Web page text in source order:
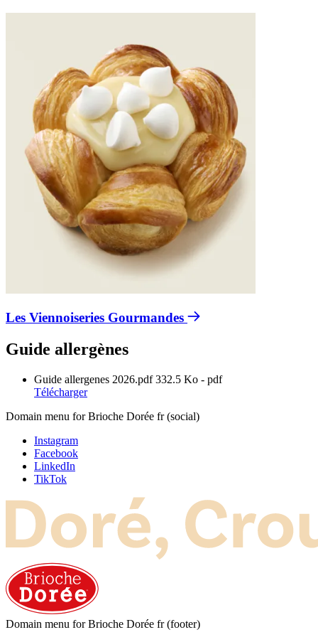
Les Viennoiseries Gourmandes
Guide allergènes
Guide allergenes 2026.pdf 332.5 Ko - pdf
Télécharger
Domain menu for Brioche Dorée fr (social)
Instagram
Facebook
LinkedIn
TikTok
Domain menu for Brioche Dorée fr (footer)